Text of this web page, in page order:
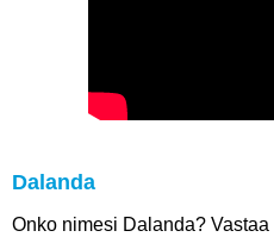
Dalanda
Onko nimesi Dalanda? Vastaa